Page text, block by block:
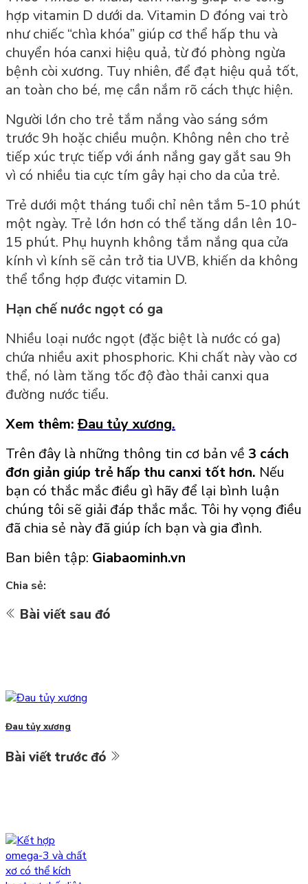
hợp vitamin D dưới da. Vitamin D đóng vai trò
như chiếc “chìa khóa” giúp cơ thể hấp thu và
chuyển hóa canxi hiệu quả, từ đó phòng ngừa
bệnh còi xương. Tuy nhiên, để đạt hiệu quả tốt,
an toàn cho bé, mẹ cần nắm rõ cách thực hiện.
Người lớn cho trẻ tắm nắng vào sáng sớm
trước 9h hoặc chiều muộn. Không nên cho trẻ
tiếp xúc trực tiếp với ánh nắng gay gắt sau 9h
vì có nhiều tia cực tím gây hại cho da của trẻ.
Trẻ dưới một tháng tuổi chỉ nên tắm 5-10 phút
một ngày. Trẻ lớn hơn có thể tăng dần lên 10-
15 phút. Phụ huynh không tắm nắng qua cửa
kính vì kính sẽ cản trở tia UVB, khiến da không
thể tổng hợp được vitamin D.
Hạn chế nước ngọt có ga
Nhiều loại nước ngọt (đặc biệt là nước có ga)
chứa nhiều axit phosphoric. Khi chất này vào cơ
thể, nó làm tăng tốc độ đào thải canxi qua
đường nước tiểu.
Xem thêm:Đau tủy xương.
Trên đây là những thông tin cơ bản về 3 cách
đơn giản giúp trẻ hấp thu canxi tốt hơn. Nếu
bạn có thắc mắc điều gì hãy để lại bình luận
chúng tôi sẽ giải đáp thắc mắc. Tôi hy vọng điều
đã chia sẻ này đã giúp ích bạn và gia đình.
Ban biên tập: Giabaominh.vn
Chia sẻ:
Bài viết sau đó
Đau tủy xương
Bài viết trước đó